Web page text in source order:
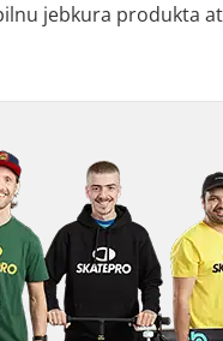
jebkura produkta